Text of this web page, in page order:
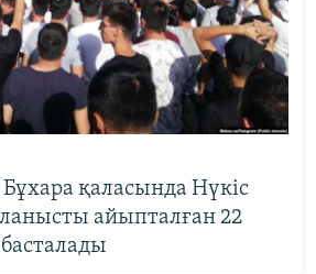
қаласында Нүкіс
айыпталған 22